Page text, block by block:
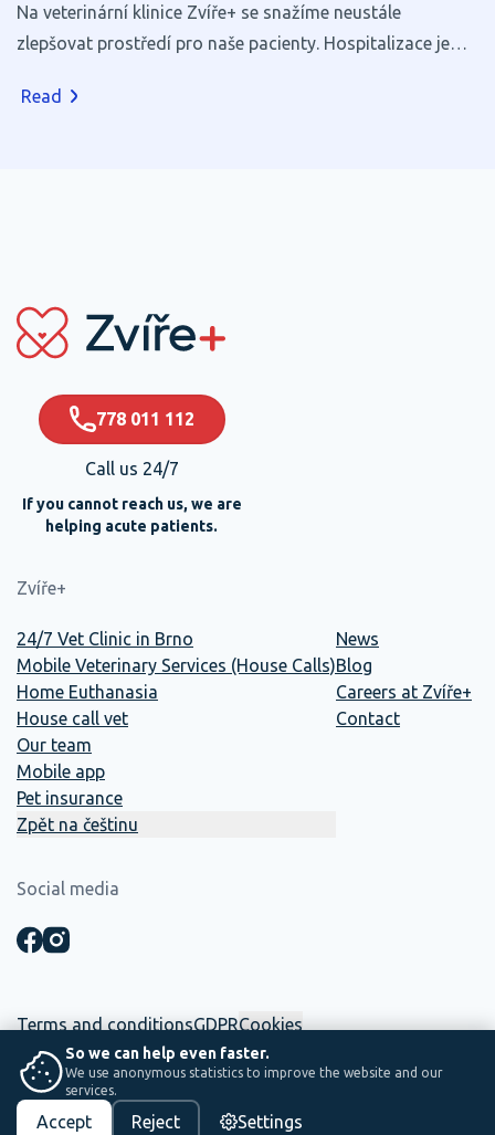
Na veterinární klinice Zvíře+ se snažíme neustále
zlepšovat prostředí pro naše pacienty. Hospitalizace je
maličkosti mohou výrazně přispět k jejich pohodlí a
Read
778 011 112
Call us 24/7
If you cannot reach us, we are
helping acute patients.
Zvíře+
24/7 Vet Clinic in Brno
Mobile Veterinary Services (House Calls)
Home Euthanasia
House call vet
Our team
Mobile app
Pet insurance
Zpět na češtinu
News
Blog
Careers at Zvíře+
Contact
Social media
Terms and conditionsGDPRCookies
☕ This website was built in-house. Between two shifts, coffee and
PS
So we can help even faster.
We use anonymous statistics to improve the website and our
services.
Accept Reject Settings